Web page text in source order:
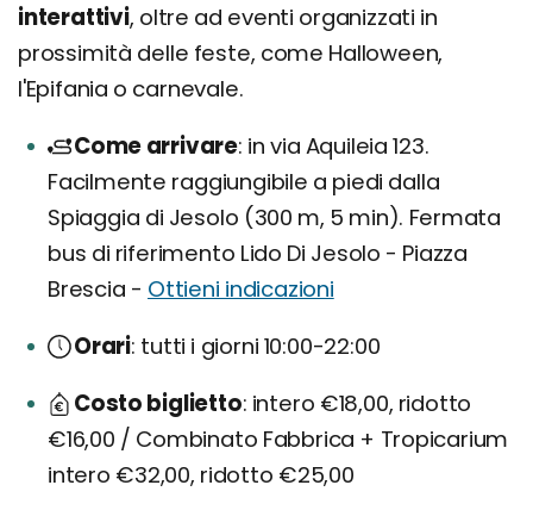
interattivi, oltre ad eventi organizzati in
prossimità delle feste, come Halloween,
l'Epifania o carnevale.
Come arrivare in via Aquileia 123.
Facilmente raggiungibile a piedi dalla
Spiaggia di Jesolo (300 m, 5 min). Fermata
bus di riferimento Lido Di Jesolo - Piazza
Brescia - Ottieni indicazioni
Orari tutti i giorni 10:00-22:00
Costo biglietto intero €18,00, ridotto
€16,00 / Combinato Fabbrica + Tropicarium
intero €32,00, ridotto €25,00